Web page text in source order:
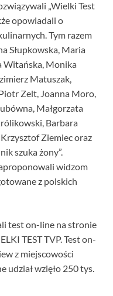
„Wielki Test
opowiadali o
Tym razem
Słupkowska, Maria
Witańska, Monika
Matuszak,
Zelt, Joanna Moro,
Małgorzata
Barbara
Ziemiec oraz
szuka żony”.
widzom
z polskich
test on-line na stronie
TEST TVP. Test on-
z miejscowości
udział wzięło 250 tys.